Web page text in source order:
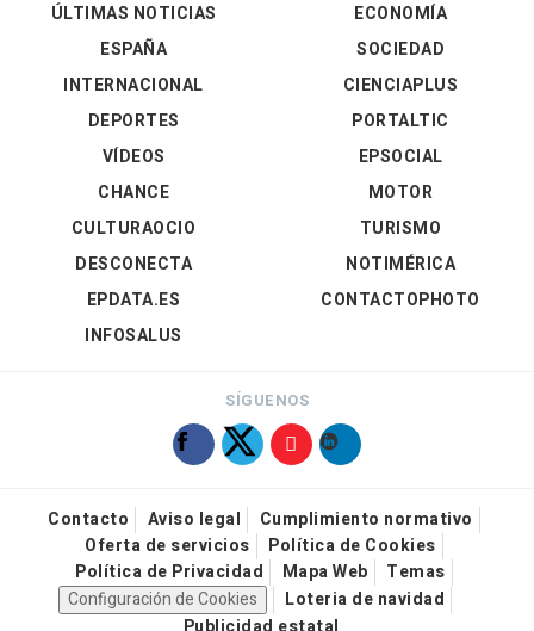
ÚLTIMAS NOTICIAS
ESPAÑA
INTERNACIONAL
DEPORTES
VÍDEOS
ECONOMÍA
SOCIEDAD
CIENCIAPLUS
PORTALTIC
EPSOCIAL
CHANCE
CULTURAOCIO
DESCONECTA
EPDATA.ES
INFOSALUS
MOTOR
TURISMO
NOTIMÉRICA
CONTACTOPHOTO
SÍGUENOS
Contacto Aviso legal
Cumplimiento normativo
Oferta de servicios
Política de Cookies
Política de Privacidad
Mapa Web
Temas
Configuración de Cookies
Loteria de navidad